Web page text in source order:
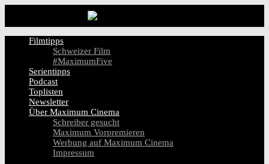
Filmtipps
Schweizer Film
#MaximumFive
Serientipps
Podcast
Toplisten
Newsletter
Über Maximum Cinema
Schreiber gesucht
Maximum Vorpremieren
Werbung auf Maximum Cinema
Impressum